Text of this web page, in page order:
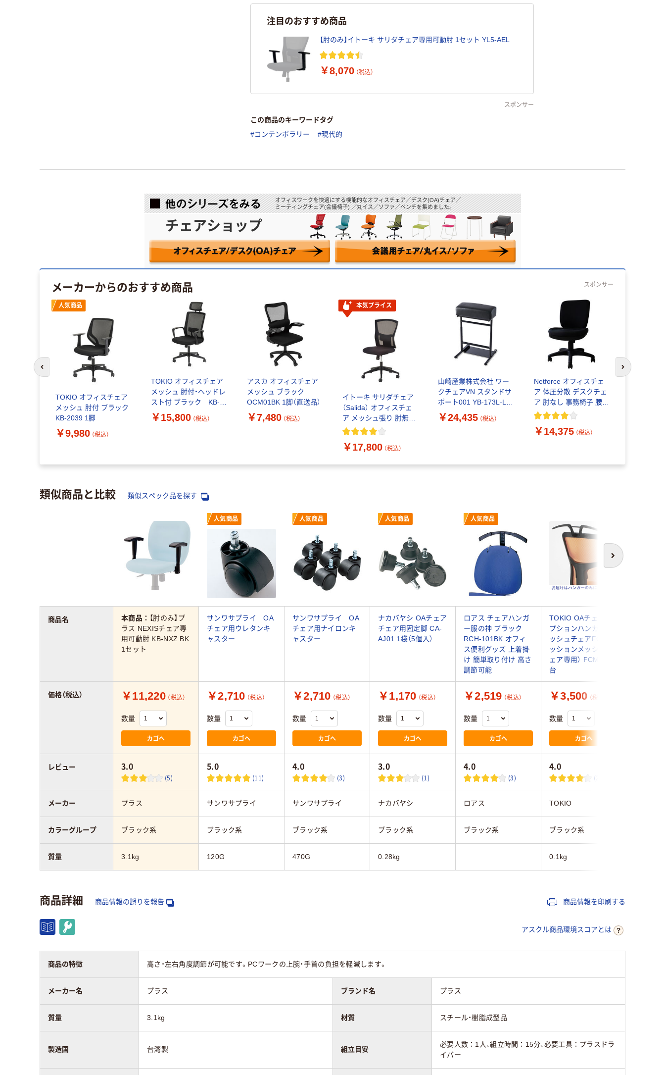
注目のおすすめ商品
【肘のみ】イトーキ サリダチェア専用可動肘 1セット YL5-AEL
￥8,070 （税込）
スポンサー
この商品のキーワードタグ
#コンテンポラリー #現代的
オフィスワークを快適にする機能的なオフィスチェア／デスク(OA)チェア／
ミーティングチェア(会議椅子) ／丸イス／ソファ／ベンチを集めました。
チェアショップ
メーカーからのおすすめ商品 スポンサー
人気商品
TOKIO オフィスチェア
メッシュ 肘付 ブラック
KB-2039 1脚
￥9,980 （税込）
TOKIO オフィスチェア
メッシュ 肘付・ヘッドレ
スト付 ブラック KB-
8953AS 1脚
￥15,800 （税込）
アスカ オフィスチェア
メッシュ ブラック
OCM01BK 1脚（直送品）
￥7,480 （税込）
本気プライス
イトーキ サリダチェア
（Salida） オフィスチェ
ア メッシュ張り 肘無し
ブラック YL5-BL 1脚 事
￥17,800 （税込）
山崎産業株式会社 ワー
クチェアVN スタンドサ
ポート001 YB-173L-LE
1台（直送品）
￥24,435 （税込）
Netforce オフィスチェ
ア 体圧分散 デスクチェ
ア 肘なし 事務椅子 腰痛
対策 ブラック 1脚（直送
￥14,375 （税込）
前のスライドへ 次のスライド
類似商品と比較 類似スペック品を探す
次へ
人気商品 人気商品 人気商品 人気商品
本商品： 【肘のみ】プ
ラス NEXISチェア専
用可動肘 KB-NXZ BK
1セット
サンワサプライ OA
チェア用ウレタンキ
ャスター
サンワサプライ OA
チェア用ナイロンキ
ャスター
ナカバヤシ OAチェア
チェア用固定脚 CA-
AJ01 1袋（5個入）
ロアス チェアハンガ
ー服の神 ブラック
RCH-101BK オフィ
ス便利グッズ 上着掛
け 簡単取り付け 高さ
調節可能
TOKIO OAチェア オ
プションハンガー（メ
ッシュチェアFCM・ク
ッションメッシュチ
ェア専用） FCM-HG 1
台
￥11,220 （税込）
数量
カゴへ
￥2,710 （税込）
数量
カゴへ
￥2,710 （税込）
数量
カゴへ
￥1,170 （税込）
数量
カゴへ
￥2,519 （税込）
数量
カゴへ
￥3,500 （税込）
数量
カゴへ
3.0
(5)
5.0
(11)
4.0
(3)
3.0
(1)
4.0
(3)
4.0
(2)
プラス サンワサプライ サンワサプライ ナカバヤシ ロアス TOKIO
ブラック系 ブラック系 ブラック系 ブラック系 ブラック系 ブラック系
3.1kg 120G 470G 0.28kg 0.1kg
商品名
価格（税込）
レビュー
メーカー
カラーグループ
質量
商品詳細 商品情報の誤りを報告 商品情報を印刷する
アスクル商品環境スコアとは
商品の特徴 高さ・左右角度調節が可能です。PCワークの上腕・手首の負担を軽減します。
メーカー名 プラス ブランド名 プラス
質量 3.1kg 材質 スチール・樹脂成型品
製造国 台湾製 組立目安
必要人数：1人、組立時間：15分、必要工具：プラスドラ
イバー